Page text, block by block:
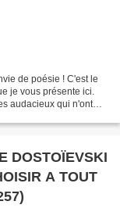
de poésie ! C'est le
je vous présente ici.
audacieux qui n'ont
DOSTOÏEVSKI
A TOUT